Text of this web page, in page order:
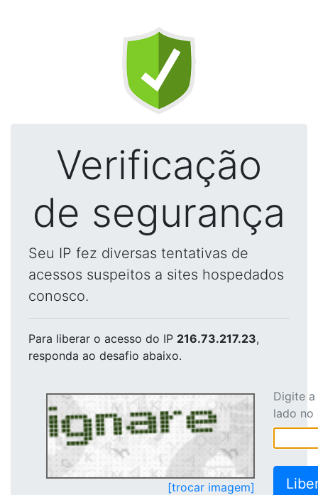
Verificação
de segurança
Seu IP fez diversas tentativas de
acessos suspeitos a sites hospedados
conosco.
Para liberar o acesso do IP 216.73.217.23,
responda ao desafio abaixo.
[trocar imagem]
Digite
lado no